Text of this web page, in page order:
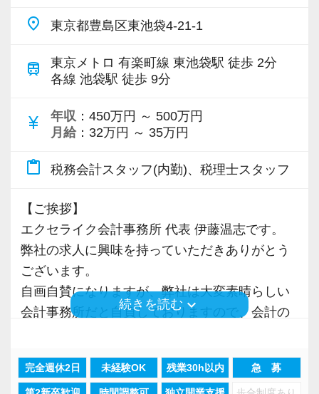
したい」というご希望があれば、正社員登用制
す。
当事務所は、退職金制度や、個人の資産形成を
DC）】を正社員向けに導入するなど、スタッフ
境が整っています。
プロを目指すことも十分に可能です。
駒込駅から徒歩2分という抜群の立地にある、快
適で綺麗なオフィスです。
安定した環境で、私たちと一緒に新しい一歩を
踏み出しませんか？あなたからのご応募を、所
当事務所の代表は顧問先へ月1回は必ず訪問する
ようにし、税務はもちろん他愛ない雑談も含め
てお客様との信頼関係を大切にすることを心掛
人員が増えるにつれて支店は増えていくと思い
ますが、この考え方は今後も変わりません。
【人柄重視！お客様と楽しく安心できる関係を
今回の募集背景としては、当法人のこだわりが
関係しています。
池袋事務所では代表が必ず月1回顧問先を訪問し
ているのですが、業務量＆顧問先の増加に伴
い、すべてのお客様との信頼関係を大切にして
れる仲間が必要なのです。
place 東京都豊島区東池袋4-21-1
train
東京メトロ 有楽町線 東池袋駅 徒歩 2分
各線 池袋駅 徒歩 9分
currency_yen 年収 ：450万円 ～ 500万円
月給 ：32万円 ～ 35万円
content_paste 税務会計スタッフ(内勤)、税理士スタッフ
【ご挨拶】
エクセライク会計事務所 代表 伊藤温志です。
弊社の求人に興味を持っていただきありがとう
ございます。
自画自賛になりますが、弊社は大変素晴らしい
会計事務所だと自負しておりますので、会計の
続きを読む keyboard_arrow_down
完全週休2日 未経験OK 残業30h以内 急 募